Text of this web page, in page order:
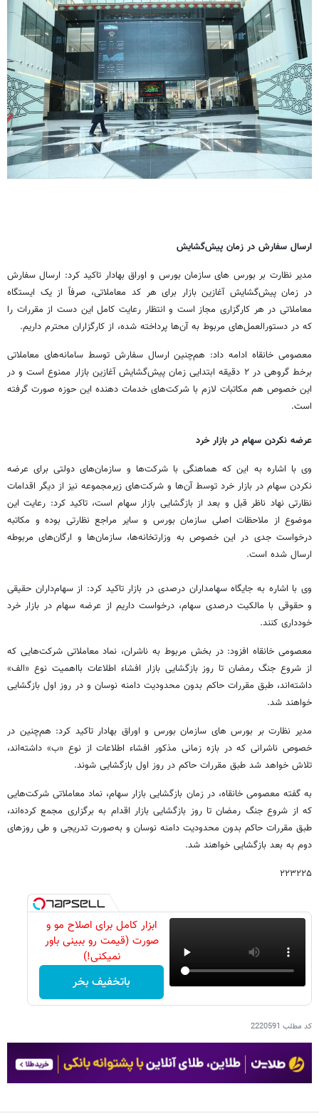
ارسال سفارش در زمان پیش‌گشایش
مدیر نظارت بر بورس های سازمان بورس و اوراق بهادار تاکید کرد: ارسال سفارش
در زمان پیش‌گشایش آغازین بازار برای هر کد معاملاتی، صرفاً از یک ایستگاه
معاملاتی در هر کارگزاری مجاز است و انتظار رعایت کامل این دست از مقررات را
که در دستورالعمل‌های مربوط به آن‌ها پرداخته شده، از کارگزاران محترم داریم.
معصومی خانقاه ادامه داد: هم‌چنین ارسال سفارش توسط سامانه‌های معاملاتی
برخط گروهی در ۲ دقیقه ابتدایی زمان پیش‌گشایش آغازین بازار ممنوع است و در
این خصوص هم مکاتبات لازم با شرکت‌های خدمات دهنده این حوزه صورت گرفته
است.
عرضه نکردن سهام در بازار خرد
وی با اشاره به این که هماهنگی با شرکت‌ها و سازمان‌های دولتی برای عرضه
نکردن سهام در بازار خرد توسط آن‌ها و شرکت‌های زیرمجموعه نیز از دیگر اقدامات
نظارتی نهاد ناظر قبل و بعد از بازگشایی بازار سهام است، تاکید کرد: رعایت این
موضوع از ملاحظات اصلی سازمان بورس و سایر مراجع نظارتی بوده و مکاتبه
درخواست جدی در این خصوص به وزارتخانه‌ها، سازمان‌ها و ارگان‌های مربوطه
ارسال شده است.
وی با اشاره به جایگاه سهامداران درصدی در بازار تاکید کرد: از سهام‌داران حقیقی
و حقوقی با مالکیت درصدی سهام، درخواست داریم از عرضه سهام در بازار خرد
خودداری کنند.
معصومی خانقاه افزود: در بخش مربوط به ناشران، نماد معاملاتی شرکت‌هایی که
از شروع جنگ رمضان تا روز بازگشایی بازار افشاء اطلاعات بااهمیت نوع «الف»
داشته‌اند، طبق مقررات حاکم بدون محدودیت دامنه نوسان و در روز اول بازگشایی
خواهند شد.
مدیر نظارت بر بورس های سازمان بورس و اوراق بهادار تاکید کرد: هم‌چنین در
خصوص ناشرانی که در بازه زمانی مذکور افشاء اطلاعات از نوع «ب» داشته‌اند،
تلاش خواهد شد طبق مقررات حاکم در روز اول بازگشایی شوند.
به گفته معصومی خانقاه، در زمان بازگشایی بازار سهام، نماد معاملاتی شرکت‌هایی
که از شروع جنگ رمضان تا روز بازگشایی بازار اقدام به برگزاری مجمع کرده‌اند،
طبق مقررات حاکم بدون محدودیت دامنه نوسان و به‌صورت تدریجی و طی روزهای
دوم به بعد بازگشایی خواهند شد.
۲۲۳۲۲۵
ابزار کامل برای اصلاح مو و
صورت (قیمت رو ببینی باور
نمیکنی!)
باتخفیف بخر
کد مطلب 2220591